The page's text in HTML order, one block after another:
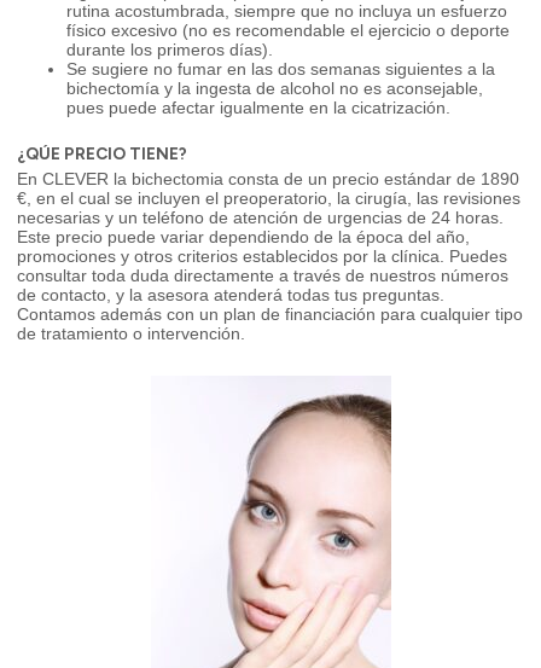
rutina acostumbrada, siempre que no incluya un esfuerzo
físico excesivo (no es recomendable el ejercicio o deporte
durante los primeros días).
Se sugiere no fumar en las dos semanas siguientes a la
bichectomía y la ingesta de alcohol no es aconsejable,
pues puede afectar igualmente en la cicatrización.
¿QÚE PRECIO TIENE?
En CLEVER la bichectomia consta de un precio estándar de 1890
€, en el cual se incluyen el preoperatorio, la cirugía, las revisiones
necesarias y un teléfono de atención de urgencias de 24 horas.
Este precio puede variar dependiendo de la época del año,
promociones y otros criterios establecidos por la clínica. Puedes
consultar toda duda directamente a través de nuestros números
de contacto, y la asesora atenderá todas tus preguntas.
Contamos además con un plan de financiación para cualquier tipo
de tratamiento o intervención.